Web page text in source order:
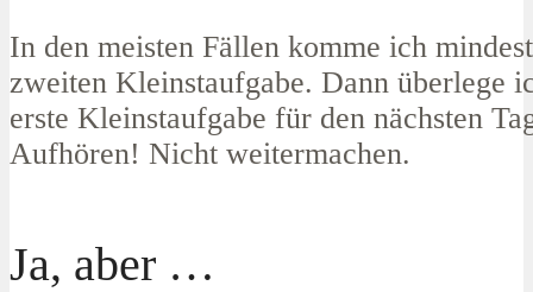
In den meisten Fällen komme ich
zweiten Kleinstaufgabe. Dann überlege
erste Kleinstaufgabe für den nächsten
Aufhören! Nicht weitermachen.
Ja, aber …